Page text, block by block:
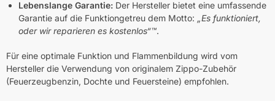
Lebenslange Garantie: Der Hersteller bietet eine umfassende
Garantie auf die Funktiongetreu dem Motto: „Es funktioniert,
oder wir reparieren es kostenlos“™.
Für eine optimale Funktion und Flammenbildung wird vom
Hersteller die Verwendung von originalem Zippo-Zubehör
(Feuerzeugbenzin, Dochte und Feuersteine) empfohlen.